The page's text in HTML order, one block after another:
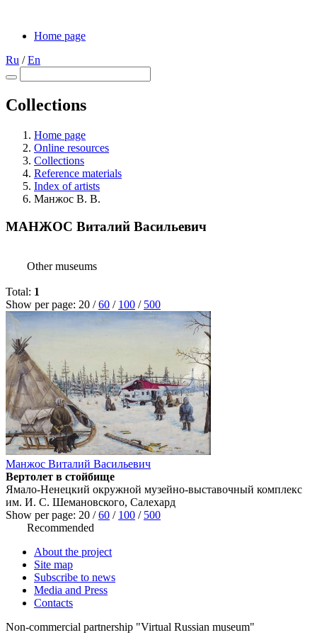
Home page
Ru /En
Collections
Home page
Online resources
Collections
Reference materials
Index of artists
Манжос В. В.
МАНЖОС Виталий Васильевич
Other museums
Total: 1
Show per page: 20 /60 / 100 / 500
Манжос Виталий Васильевич
Вертолет в стойбище
Ямало-Ненецкий окружной музейно-выставочный комплекс
им. И. С. Шемановского, Салехард
Show per page: 20 /60 / 100 / 500
Recommended
About the project
Site map
Subscribe to news
Media and Press
Contacts
Non-commercial partnership "Virtual Russian museum"